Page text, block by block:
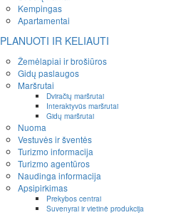
Kempingas
Apartamentai
PLANUOTI IR KELIAUTI
Žemėlapiai ir brošiūros
Gidų paslaugos
Maršrutai
Dviračių maršrutai
Interaktyvūs maršrutai
Gidų maršrutai
Nuoma
Vestuvės ir šventės
Turizmo informacija
Turizmo agentūros
Naudinga informacija
Apsipirkimas
Prekybos centrai
Suvenyrai ir vietinė produkcija